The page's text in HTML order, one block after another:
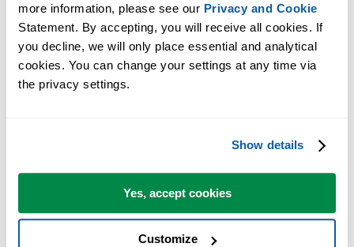
more information, please see our Privacy and Cookie
Statement. By accepting, you will receive all cookies. If
you decline, we will only place essential and analytical
cookies. You can change your settings at any time via
the privacy settings.
Show details
Yes, accept cookies
Customize